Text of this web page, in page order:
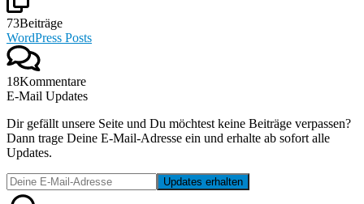
73Beiträge
WordPress Posts
18Kommentare
E-Mail Updates
Dir gefällt unsere Seite und Du möchtest keine Beiträge verpassen?
Dann trage Deine E-Mail-Adresse ein und erhalte ab sofort alle
Updates.